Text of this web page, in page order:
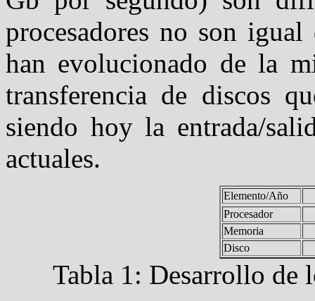
procesadores no son
han evolucionado de la
transferencia de discos
siendo hoy la entrada/
actuales.
Elemento/Año
Procesador
Memoria
Disco
Tabla 1: Desarrollo de